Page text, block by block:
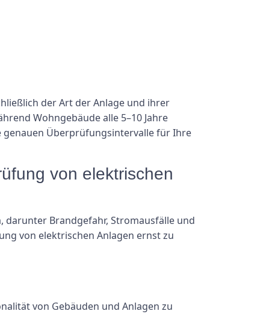
der Art der Anlage und ihrer
Wohngebäude alle 5–10 Jahre
genauen Überprüfungsintervalle für Ihre
von elektrischen
darunter Brandgefahr, Stromausfälle und
von elektrischen Anlagen ernst zu
von Gebäuden und Anlagen zu